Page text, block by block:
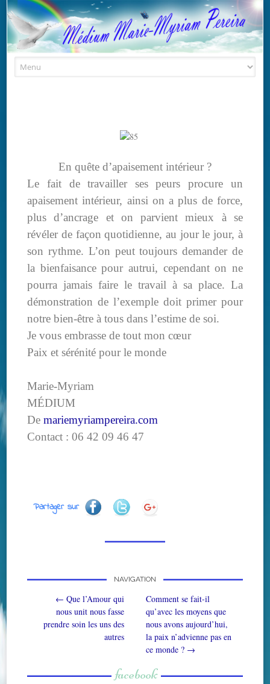
En quête d’apaisement intérieur ?
Le fait de travailler ses peurs procure un
apaisement intérieur, ainsi on a plus de force,
plus d’ancrage et on parvient mieux à se
révéler de façon quotidienne, au jour le jour, à
son rythme. L’on peut toujours demander de
la bienfaisance pour autrui, cependant on ne
pourra jamais faire le travail à sa place. La
démonstration de l’exemple doit primer pour
notre bien-être à tous dans l’estime de soi.
Je vous embrasse de tout mon cœur
Paix et sérénité pour le monde
Marie-Myriam
MÉDIUM
Demariemyriampereira.com
Contact : 06 42 09 46 47
Partager sur
Post navigation
NAVIGATION
← Que l’Amour qui
nous unit nous fasse
prendre soin les uns des
autres
Comment se fait-il
qu’avec les moyens que
nous avons aujourd’hui,
la paix n’advienne pas en
ce monde ? →
facebook